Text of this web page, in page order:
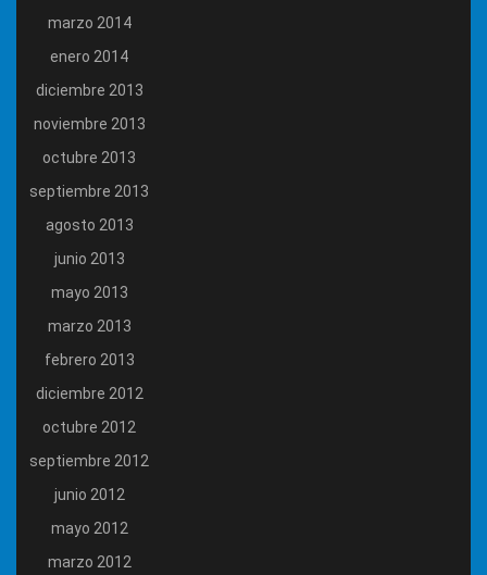
marzo 2014
enero 2014
diciembre 2013
noviembre 2013
octubre 2013
septiembre 2013
agosto 2013
junio 2013
mayo 2013
marzo 2013
febrero 2013
diciembre 2012
octubre 2012
septiembre 2012
junio 2012
mayo 2012
marzo 2012